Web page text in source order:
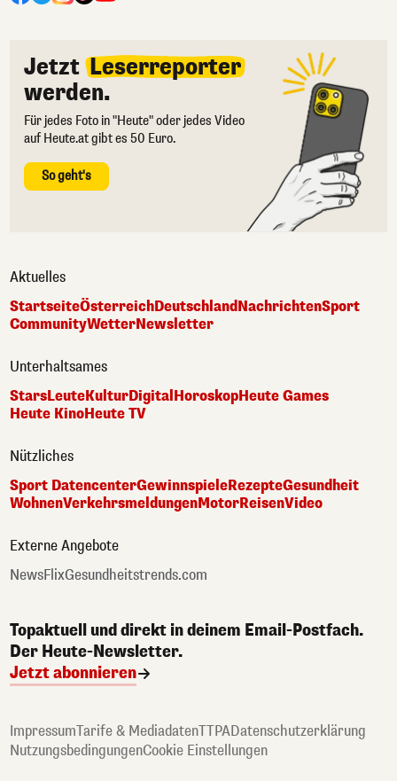
Jetzt Leserreporter
werden.
Für jedes Foto in "Heute" oder jedes Video
auf Heute.at gibt es 50 Euro.
So geht's
Aktuelles
StartseiteÖsterreichDeutschlandNachrichtenSport
CommunityWetterNewsletter
Unterhaltsames
StarsLeuteKulturDigitalHoroskopHeute Games
Heute KinoHeute TV
Nützliches
Sport DatencenterGewinnspieleRezepteGesundheit
WohnenVerkehrsmeldungenMotorReisenVideo
Externe Angebote
NewsFlixGesundheitstrends.com
Topaktuell und direkt in deinem Email-Postfach.
Der Heute-Newsletter.
Jetzt abonnieren
ImpressumTarife & MediadatenTTPADatenschutzerklärung
NutzungsbedingungenCookie Einstellungen